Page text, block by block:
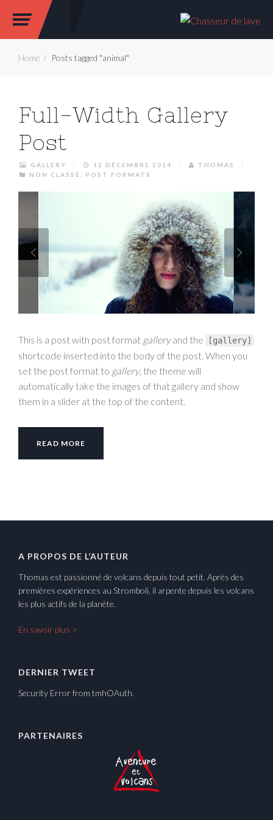
Home Posts tagged "animal"
Full-Width Gallery
Post
GALLERY / 12 DÉCEMBRE 2014 / THOMAS
/
NON CLASSÉ
POST FORMATS
This is a post with post format galleryand the [gallery]
shortcode inserted into the body of the post. When you
set the post format to gallery, the theme will
automatically take the images of that gallery and show
them in a slider at the top of the content.
READ MORE
A PROPOS DE L’AUTEUR
Thomas est passionné de volcans depuis tout petit. Après des
premières expériences au Stromboli, il arpente depuis les volcans
les plus actifs de la planète.
En savoir plus >
DERNIER TWEET
Security Error from tmhOAuth.
PARTENAIRES